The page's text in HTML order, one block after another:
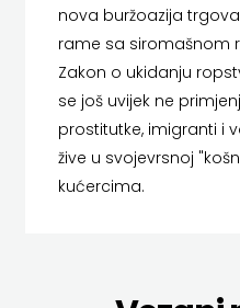
COM
Hrvatska
sveučilišna
naklada
NAKLADA BEGEN
NAKLADA BENEDIKTA
NAKLADA MATE
NAKLADA NEPTUN
nova buržoazija
rame sa siromašnom
Zakon o ukidanju
se još uvijek ne
prostitutke, imigranti i
žive u svojevrsnoj
kućercima.